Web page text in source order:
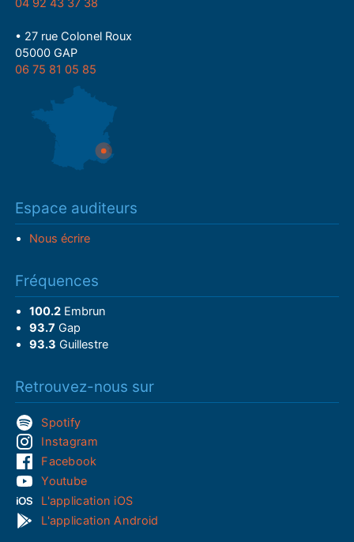
• 27 rue Colonel Roux
05000 GAP
06 75 81 05 85
Espace auditeurs
Nous écrire
Fréquences
100.2Embrun
93.7 Gap
93.3 Guillestre
Retrouvez-nous sur
Spotify
Instagram
Facebook
Youtube
L'application iOS
L'application Android